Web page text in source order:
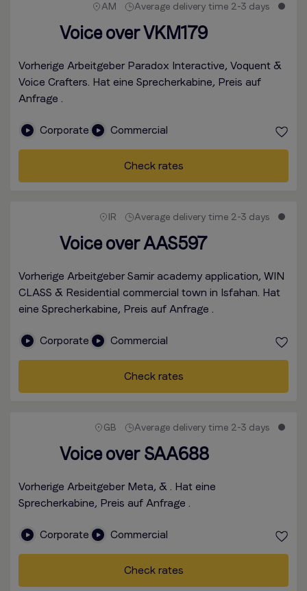
AM Average delivery time 2-3 days
Voice over VKM179
Vorherige Arbeitgeber Paradox Interactive, Voquent &
Voice Crafters. Hat eine Sprecherkabine, Preis auf
Anfrage .
Corporate Commercial
Check rates
IR Average delivery time 2-3 days
Voice over AAS597
Vorherige Arbeitgeber Samir academy application, WIN
CLASS & Residential commercial town in Isfahan. Hat
eine Sprecherkabine, Preis auf Anfrage .
Corporate Commercial
Check rates
GB Average delivery time 2-3 days
Voice over SAA688
Vorherige Arbeitgeber Meta, & . Hat eine
Sprecherkabine, Preis auf Anfrage .
Corporate Commercial
Check rates